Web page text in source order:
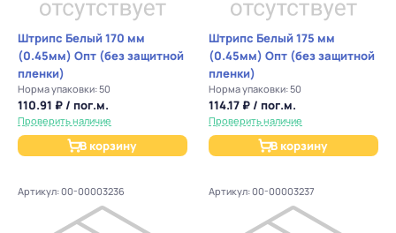
Штрипс Белый 170 мм
(0.45мм) Опт (без защитной
пленки)
Норма упаковки: 50
110.91 ₽ / пог.м.
Проверить наличие
В корзину
Штрипс Белый 175 мм
(0.45мм) Опт (без защитной
пленки)
Норма упаковки: 50
114.17 ₽ / пог.м.
Проверить наличие
В корзину
Артикул: 00-00003236 Артикул: 00-00003237